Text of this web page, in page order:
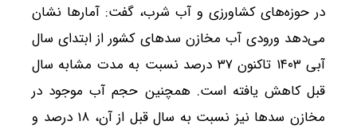
در حوزه‌های کشاورزی و آب شرب، گفت: آمارها نشان
می‌دهد ورودی آب مخازن سدهای کشور از ابتدای سال
آبی ۱۴۰۳ تاکنون ۳۷ درصد نسبت به مدت مشابه سال
قبل کاهش یافته است. همچنین حجم آب موجود در
مخازن سدها نیز نسبت به سال قبل از آن، ۱۸ درصد و